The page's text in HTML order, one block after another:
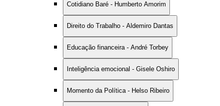
Cotidiano Baré - Humberto Amorim
Direito do Trabalho - Aldemiro Dantas
Educação financeira - André Torbey
Inteligência emocional - Gisele Oshiro
Momento da Política - Helso Ribeiro